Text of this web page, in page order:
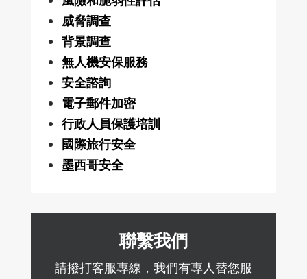
威脅調查
背景調查
無人機安保服務
安全諮詢
電子郵件加密
行政人員保護培訓
國際旅行安全
墨西哥安全
聯繫我們
請撥打客服專線，我們有專人替您服